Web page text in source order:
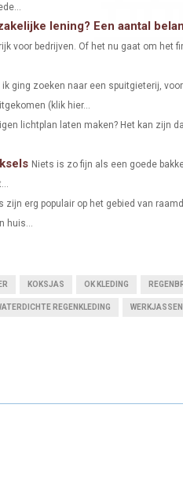
lening? Een aantal
voor bedrijven. Of het nu gaat om het
ik ging zoeken naar een spuitgieterij,
(klik hier...
lichtplan laten maken? Het kan zijn
Niets is zo fijn als een goede
zijn erg populair op het gebied van
huis...
KOKSJAS OK KLEDING
REGENKLEDING WERKJASSEN